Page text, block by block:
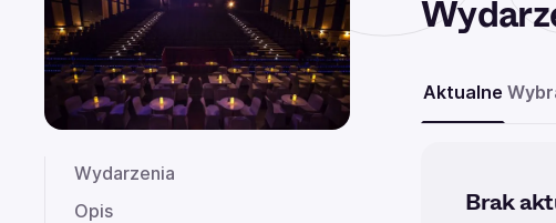
Wydarzenia
Opis
Aktualne
Brak